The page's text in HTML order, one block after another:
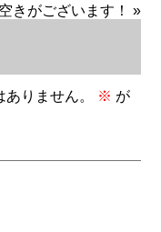
きがございます！
»
りません。 ※ が